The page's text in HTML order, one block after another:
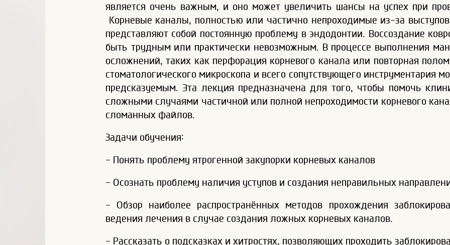
является очень важным, и оно может увеличить шансы на успех при
Корневые каналы, полностью или частично непроходимые из-за
представляют собой постоянную проблему в эндодонтии. Воссоздание
быть трудным или практически невозможным. В процессе выполнения
осложнений, таких как перфорация корневого канала или повторная
стоматологического микроскопа и всего сопутствующего инструментария
предсказуемым. Эта лекция предназначена для того, чтобы помочь
сложными случаями частичной или полной непроходимости корневого
сломанных файлов.
Задачи обучения:
- Понять проблему ятрогенной закупорки корневых каналов
- Осознать проблему наличия уступов и создания неправильных
- Обзор наиболее распространённых методов прохождения
ведения лечения в случае создания ложных корневых каналов.
- Рассказать о подсказках и хитростях, позволяющих проходить